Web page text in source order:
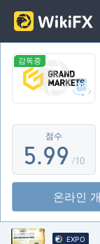
감독중
점수
0
1
2
3
4
5
6
7
.
4
5
6
8
9
4
5
6
8
9 /10
온라인
EXPO